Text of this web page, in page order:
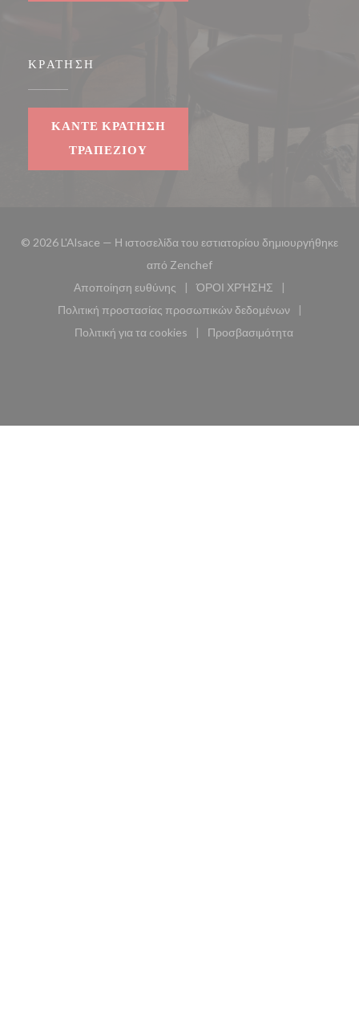
ΚΡΆΤΗΣΗ
ΚΆΝΤΕ ΚΡΆΤΗΣΗ
ΤΡΑΠΕΖΙΟΎ
© 2026 L'Alsace — Η ιστοσελίδα του εστιατορίου δημιουργήθηκε
από Zenchef((ανοίγει σε νέο παράθυρο))
Αποποίηση ευθύνης
((ανοίγει σε νέο παράθυρο))
ΌΡΟΙ ΧΡΉΣΗΣ
((ανοίγει σε νέο
Πολιτική προστασίας προσωπικών δεδομένων
((ανοίγει σε νέο παράθυρο))
Πολιτική για τα cookies
((ανοίγει σε νέο παράθυρο))
Προσβασιμότητα
((ανοίγει σε νέο